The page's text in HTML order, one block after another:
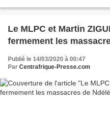
Le MLPC et Martin
fermement les
Publié le 14/03/2020 à 00:47
Par Centrafrique-Presse.com